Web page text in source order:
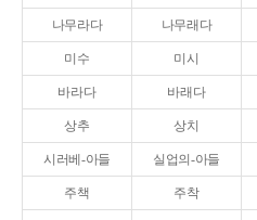
나무라다 나무래다
미수 미시
바라다 바래다
상추 상치
시러베-아들 실업의-아들
주책 주착